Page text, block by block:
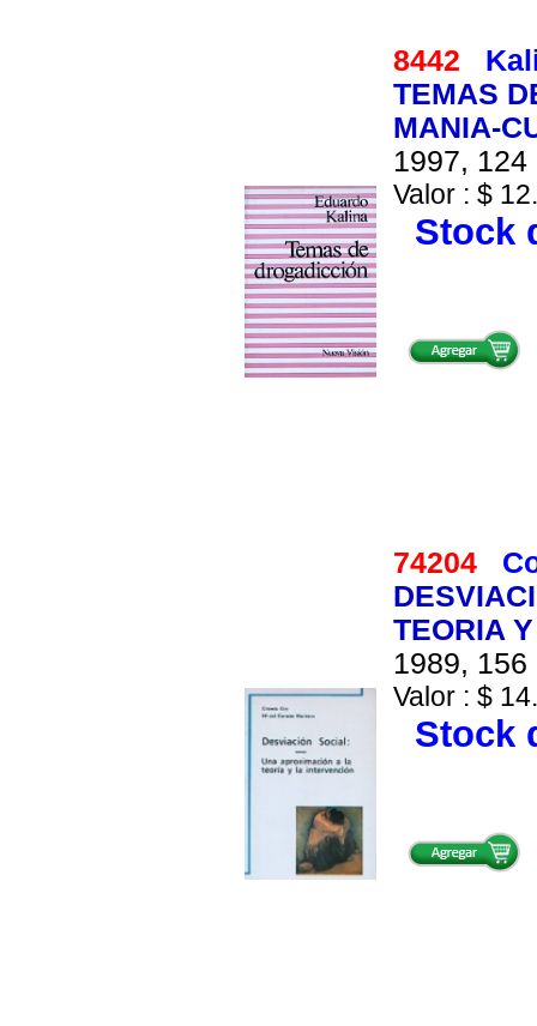
8442
TEMAS
MANIA-
1997,
Valor : $
Stock
74204
TEORIA
1989,
Valor : $
Stock